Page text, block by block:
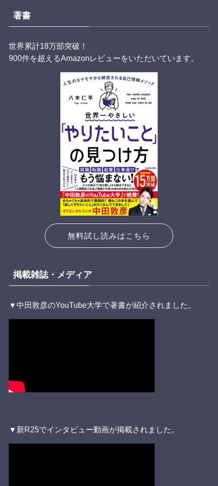
著書
世界累計18万部突破！
900件を超えるAmazonレビューをいただいています。
無料試し読みはこちら
掲載雑誌・メディア
▼中田敦彦のYouTube大学で著書が紹介されました。
▼新R25でインタビュー動画が掲載されました。